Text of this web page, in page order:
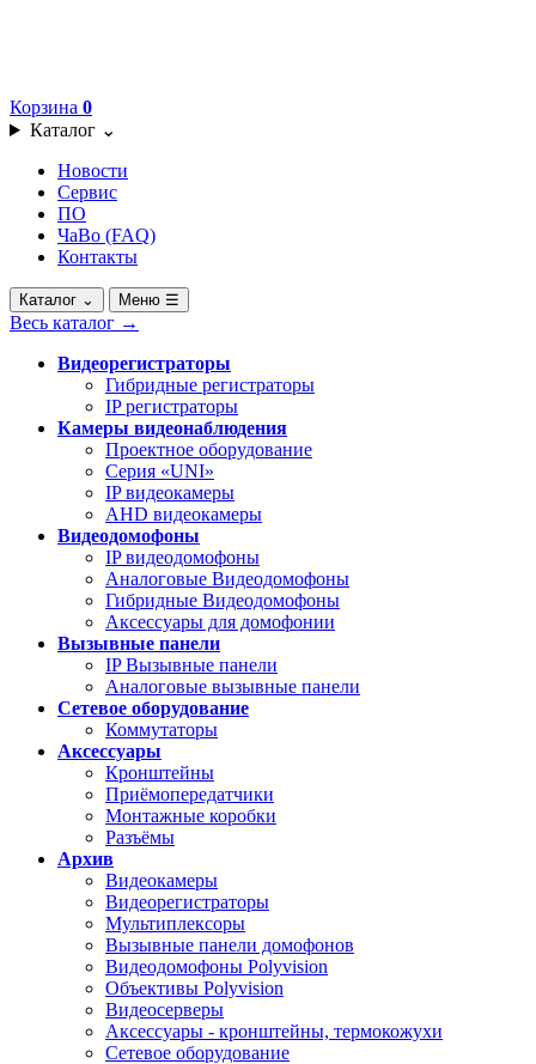
Корзина 0
Каталог ⌄
Новости
Сервис
ПО
ЧаВо (FAQ)
Контакты
Каталог ⌄ Меню ☰
Весь каталог →
Видеорегистраторы
Гибридные регистраторы
IP регистраторы
Камеры видеонаблюдения
Проектное оборудование
Серия «UNI»
IP видеокамеры
AHD видеокамеры
Видеодомофоны
IP видеодомофоны
Аналоговые Видеодомофоны
Гибридные Видеодомофоны
Аксессуары для домофонии
Вызывные панели
IP Вызывные панели
Аналоговые вызывные панели
Сетевое оборудование
Коммутаторы
Аксессуары
Кронштейны
Приёмопередатчики
Монтажные коробки
Разъёмы
Архив
Видеокамеры
Видеорегистраторы
Мультиплексоры
Вызывные панели домофонов
Видеодомофоны Polyvision
Объективы Polyvision
Видеосерверы
Аксессуары - кронштейны, термокожухи
Сетевое оборудование